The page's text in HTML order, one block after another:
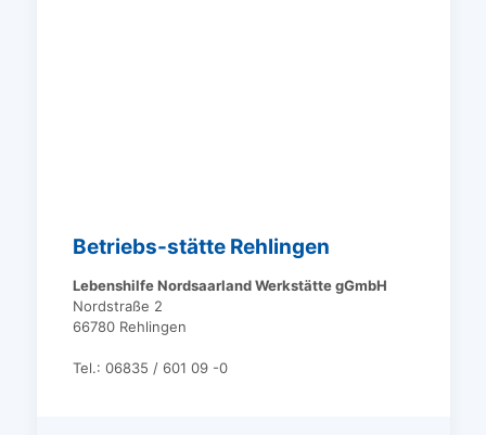
Betriebs-stätte Rehlingen
Lebenshilfe Nordsaarland Werkstätte gGmbH
Nordstraße 2
66780 Rehlingen
Tel.: 06835 / 601 09 -0